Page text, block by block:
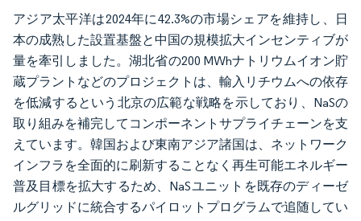
アジア太平洋は2024年に42.3%の市場シェアを維持し、日
本の成熟した設置基盤と中国の規模拡大インセンティブが
量を牽引しました。湖北省の200 MWhナトリウムイオン貯
蔵プラントなどのプロジェクトは、輸入リチウムへの依存
を低減するという北京の広範な戦略を示しており、NaSの
取り組みを補完してコンポーネントサプライチェーンを支
えています。韓国および東南アジア諸国は、ネットワーク
インフラを全面的に刷新することなく再生可能エネルギー
普及目標を拡大するため、NaSユニットを既存のディーゼ
ルグリッドに統合するパイロットプログラムで追随してい